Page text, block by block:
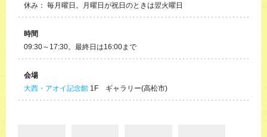
休み： 毎月曜日。月曜日が祝日のときは翌火曜日
時間
09:30～17:30。最終日は16:00まで
会場
大西・アオイ記念館 1F ギャラリー(高松市)